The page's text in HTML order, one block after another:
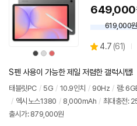
상
품
상
상
품
상
상
품
상
649,000
619,000원
별
4.7 (상
리
뷰
61)
S펜 사용이 가능한 제일 저렴한 갤럭시탭!
태블릿PC / 5G / 10.9인치 / 90Hz / 램:
/ 엑시노스1380 / 8,000mAh / 최대충전:
출시가: 879,000원